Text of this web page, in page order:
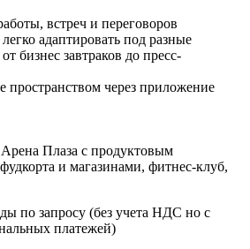
встреч и переговоров
адаптировать под разные
бизнес завтраков до пресс-
пространством через приложение
Плаза с продуктовым
и магазинами, фитнес-клуб,
по запросу (без учета НДС но с
платежей)